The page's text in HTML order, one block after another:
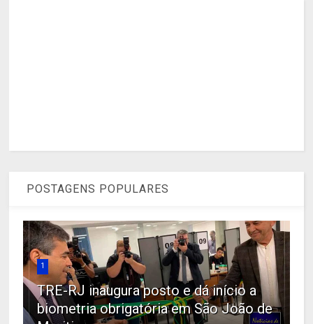
POSTAGENS POPULARES
1
TRE-RJ inaugura posto e dá início a
biometria obrigatória em São João de